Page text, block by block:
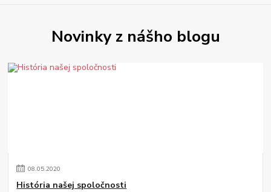
Novinky z nášho blogu
08.05.2020
História našej spoločnosti